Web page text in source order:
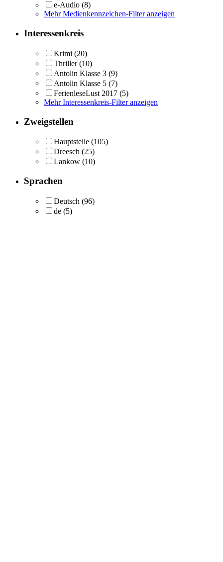
e-Audio (8)
Mehr Medienkennzeichen-Filter anzeigen
Interessenkreis
Krimi (20)
Thriller (10)
Antolin Klasse 3 (9)
Antolin Klasse 5 (7)
FerienleseLust 2017 (5)
Mehr Interessenkreis-Filter anzeigen
Zweigstellen
Hauptstelle (105)
Dreesch (25)
Lankow (10)
Sprachen
Deutsch (96)
de (5)